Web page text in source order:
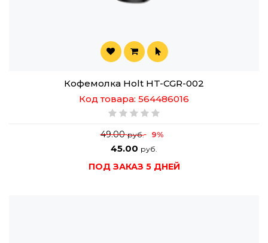
Кофемолка Holt HT-CGR-002
Код товара: 564486016
49.00руб. 9%
45.00 руб.
ПОД ЗАКАЗ 5 ДНЕЙ